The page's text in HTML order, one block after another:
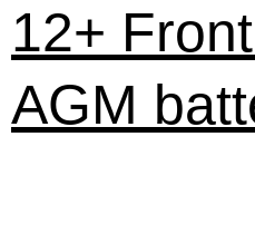
12+
AGM